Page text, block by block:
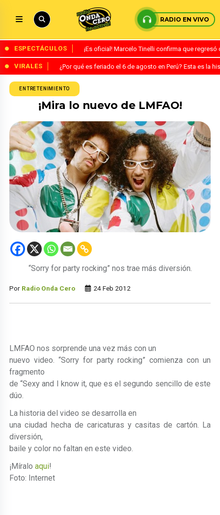
RADIO EN VIVO
ESPECTÁCULOS ¡Es oficial! Marcelo Tinelli confirma que
VIRALES ¿Por qué es feriado el 6 de agosto en Perú? Esta es la
ENTRETENIMIENTO
¡Mira lo nuevo de LMFAO!
“Sorry for party rocking” nos trae más diversión.
Por Radio Onda Cero 24 Feb 2012
LMFAO nos sorprende una vez más con un
nuevo video. “Sorry for party rocking” comienza con un
fragmento
de “Sexy and I know it, que es el segundo sencillo de este
dúo.
La historia del video se desarrolla en
una ciudad hecha de caricaturas y casitas de cartón. La
diversión,
baile y color no faltan en este video.
¡Míraloaqui!
Foto: Internet